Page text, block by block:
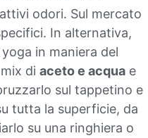
odori. Sul mercato
In alternativa,
in maniera del
di aceto e acqua e
sul tappetino e
tutta la superficie, da
su una ringhiera o